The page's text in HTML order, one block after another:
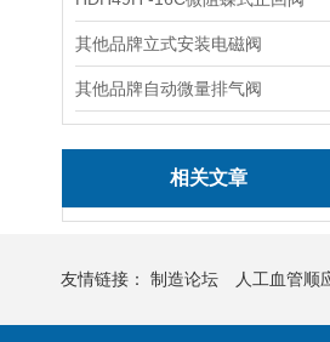
其他品牌立式安装电磁阀
其他品牌自动微量排气阀
相关文章
友情链接： 制造论坛 人工血管顺